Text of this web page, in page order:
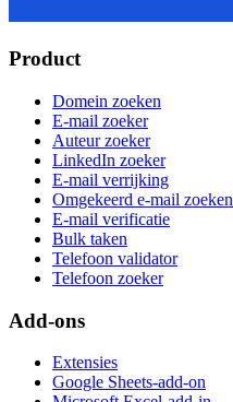
Product
Domein zoeken
E-mail zoeker
Auteur zoeker
LinkedIn zoeker
E-mail verrijking
Omgekeerd e-mail zoeken
E-mail verificatie
Bulk taken
Telefoon validator
Telefoon zoeker
Add-ons
Extensies
Google Sheets-add-on